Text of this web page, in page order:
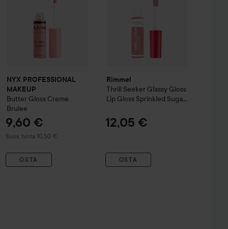
NYX PROFESSIONAL
MAKEUP
Butter Gloss Creme
Brulee
9,60 €
Suos. hinta 10,50 €
Suositeltu hinta 10,50 €
OSTA
Rimmel
Thrill Seeker Glassy Gloss
Lip Gloss Sprinkled Sugar
12,05 €
OSTA